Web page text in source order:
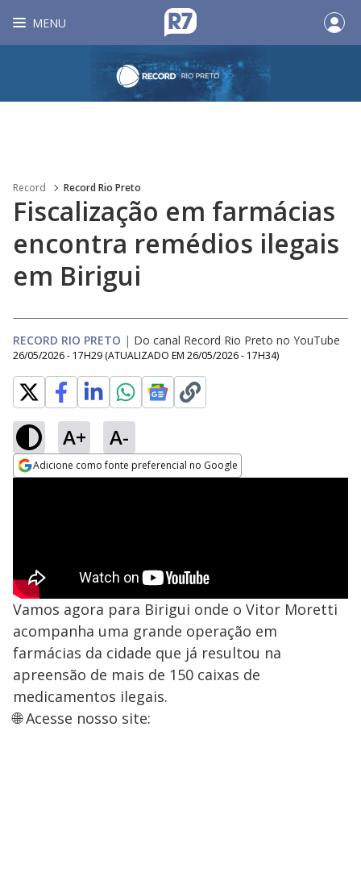
MENU
Record Record Rio Preto
Fiscalização em farmácias
encontra remédios ilegais
em Birigui
RECORD RIO PRETO | Do canal Record Rio Preto no YouTube
26/05/2026 - 17H29 (ATUALIZADO EM 26/05/2026 - 17H34)
A+ A-
Adicione como fonte preferencial no Google
Vamos agora para Birigui onde o Vitor Moretti
acompanha uma grande operação em
farmácias da cidade que já resultou na
apreensão de mais de 150 caixas de
medicamentos ilegais.
🌐 Acesse nosso site: